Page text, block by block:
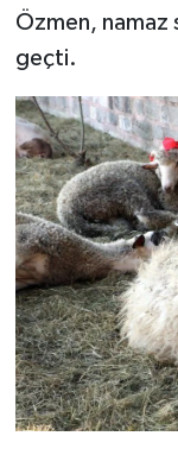
Özmen, namaz
geçti.